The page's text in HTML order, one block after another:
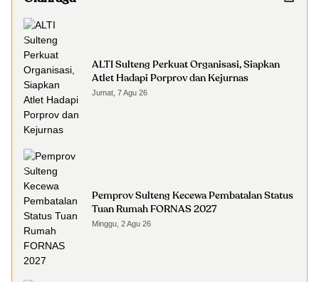
ALTI Sulteng Perkuat Organisasi, Siapkan
Atlet Hadapi Porprov dan Kejurnas
Jumat, 7 Agu 26
Pemprov Sulteng Kecewa Pembatalan Status
Tuan Rumah FORNAS 2027
Minggu, 2 Agu 26